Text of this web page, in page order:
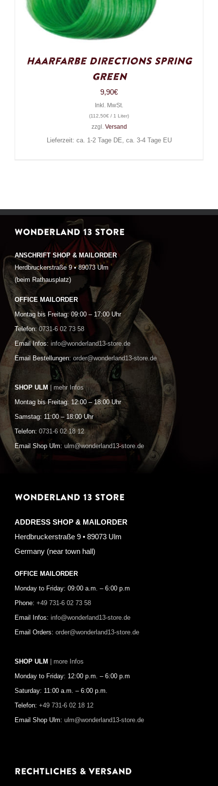
Haarfarbe Directions Spring
Green
9,90€
Inkl. MwSt.
(112,50€ / 1 Liter)
zzgl. Versand
Lieferzeit: ca. 1-2 Tage DE, ca. 3-4 Tage EU
WONDERLAND 13 STORE
ANSCHRIFT SHOP & MAILORDER
Herdbruckerstraße 9 • 89073 Ulm
(beim Rathausplatz)
OFFICE MAILORDER
Montag bis Freitag: 09:00 – 17:00 Uhr
Telefon: 0731-6 02 73 58
Email Infos: info@wonderland13-store.de
Email Bestellungen: order@wonderland13-store.de
SHOP ULM | mehr Infos
Montag bis Freitag: 12:00 – 18:00 Uhr
Samstag: 11:00 – 18:00 Uhr
Telefon: 0731-6 02 18 12
Email Shop Ulm: ulm@wonderland13-store.de
WONDERLAND 13 STORE
ADDRESS SHOP & MAILORDER
Herdbruckerstraße 9 • 89073 Ulm
Germany (near town hall)
OFFICE MAILORDER
Monday to Friday: 09:00 a.m. – 6:00 p.m
Phone: +49 731-6 02 73 58
Email Infos: info@wonderland13-store.de
Email Orders: order@wonderland13-store.de
SHOP ULM | more Infos
Monday to Friday: 12:00 p.m. – 6:00 p.m
Saturday: 11:00 a.m. – 6:00 p.m.
Telefon: +49 731-6 02 18 12
Email Shop Ulm: ulm@wonderland13-store.de
Rechtliches & Versand